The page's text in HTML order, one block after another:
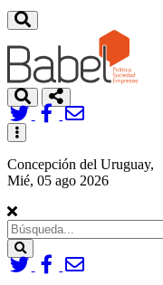
Toggle
navigation
Concepción del Uruguay,
Mié, 05 ago 2026
Search